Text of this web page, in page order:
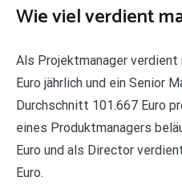
Wie viel verdient
Als Projektmanager verdient
Euro jährlich und ein Senior
Durchschnitt 101.667 Euro
eines Produktmanagers
Euro und als Director
Euro.